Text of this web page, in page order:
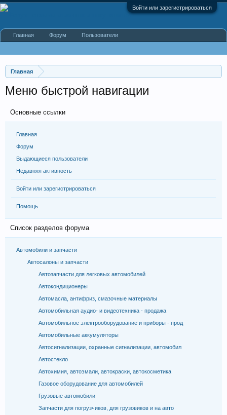
Войти или зарегистрироваться
Главная
Меню быстрой навигации
Основные ссылки
Главная
Форум
Выдающиеся пользователи
Недавняя активность
Войти или зарегистрироваться
Помощь
Список разделов форума
Автомобили и запчасти
Автосалоны и запчасти
Автозапчасти для легковых автомобилей
Автокондиционеры
Автомасла, антифриз, смазочные материалы
Автомобильная аудио- и видеотехника - продажа
Автомобильное электрооборудование и приборы - прод
Автомобильные аккумуляторы
Автосигнализации, охранные сигнализации, автомобил
Автостекло
Автохимия, автоэмали, автокраски, автокосметика
Газовое оборудование для автомобилей
Грузовые автомобили
Запчасти для погрузчиков, для грузовиков и на авто
Главная Форум Пользователи